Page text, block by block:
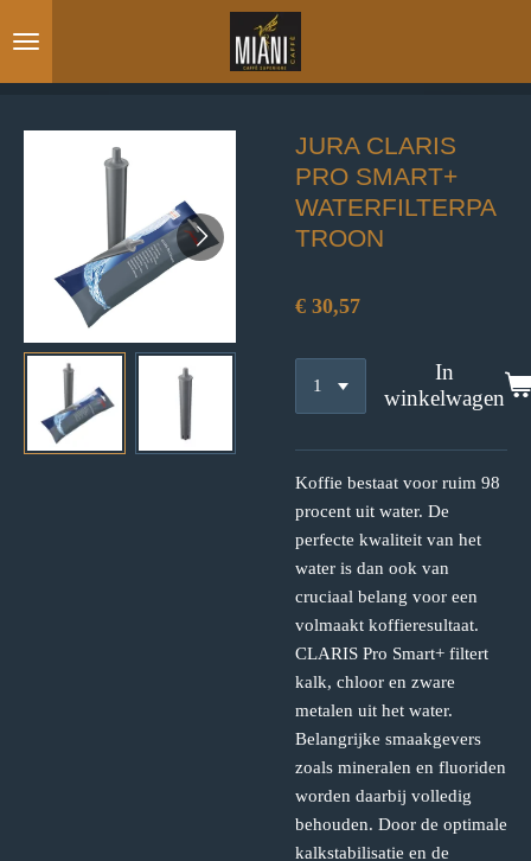
direct
naar
JURA CLARIS
PRO SMART+
WATERFILTERPA
TROON
€ 30,57
In
winkelwagen
Koffie bestaat voor ruim 98
procent uit water. De
perfecte kwaliteit van het
water is dan ook van
cruciaal belang voor een
volmaakt koffieresultaat.
CLARIS Pro Smart+ filtert
kalk, chloor en zware
metalen uit het water.
Belangrijke smaakgevers
zoals mineralen en fluoriden
worden daarbij volledig
behouden. Door de optimale
kalkstabilisatie en de